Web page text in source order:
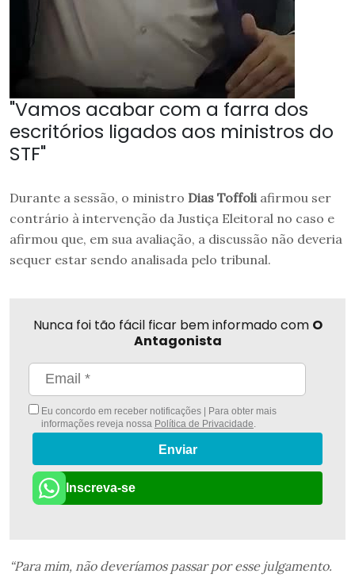
"Vamos acabar com a farra dos
escritórios ligados aos ministros do
STF"
Durante a sessão, o ministro Dias Toffoli afirmou ser
contrário à intervenção da Justiça Eleitoral no caso e
afirmou que, em sua avaliação, a discussão não deveria
sequer estar sendo analisada pelo tribunal.
Nunca foi tão fácil ficar bem informado com O
Antagonista
Eu concordo em receber notificações | Para obter mais
informações reveja nossa Política de Privacidade
Enviar
Inscreva-se
“Para mim, não deveríamos passar por esse julgamento.